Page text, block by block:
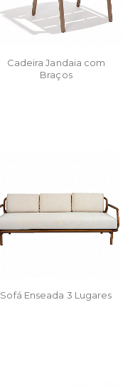
Cadeira Jandaia com
Braços
Sofá Enseada 3 Lugares